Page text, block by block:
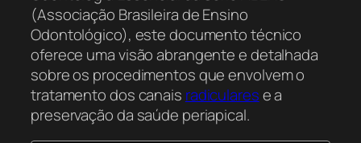
(Associação Brasileira de Ensino
Odontológico), este documento técnico
oferece uma visão abrangente e detalhada
sobre os procedimentos que envolvem o
tratamento dos canais radicularese a
preservação da saúde periapical.